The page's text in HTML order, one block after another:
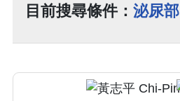
目前搜尋條件： 泌尿部